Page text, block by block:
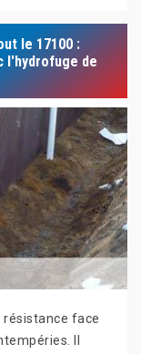
le 17100 :
l'hydrofuge de
résistance face
Il